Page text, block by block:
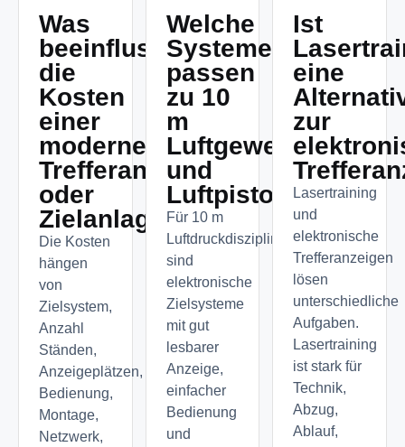
Was
beeinflusst
die
Kosten
einer
modernen
Trefferanzeige
oder
Zielanlage?
Die Kosten
hängen
von
Zielsystem,
Anzahl
Ständen,
Anzeigeplätzen,
Bedienung,
Montage,
Netzwerk,
Welche
Systeme
passen
zu 10
m
Luftgewehr
und
Luftpistole?
Für 10 m
Luftdruckdisziplinen
sind
elektronische
Zielsysteme
mit gut
lesbarer
Anzeige,
einfacher
Bedienung
und
Ist
eine
zur
Lasertraining
und
elektronische
Trefferanzeigen
lösen
unterschiedliche
Aufgaben.
Lasertraining
ist stark für
Technik,
Abzug,
Ablauf,